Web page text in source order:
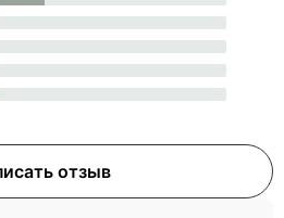
отзыв